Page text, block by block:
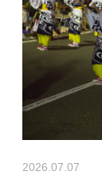
2026.07.07